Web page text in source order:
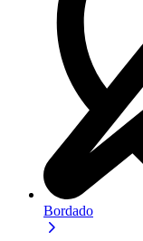
Bordado